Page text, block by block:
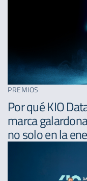
PREMIOS
Por qué KIO
marca
no solo en la